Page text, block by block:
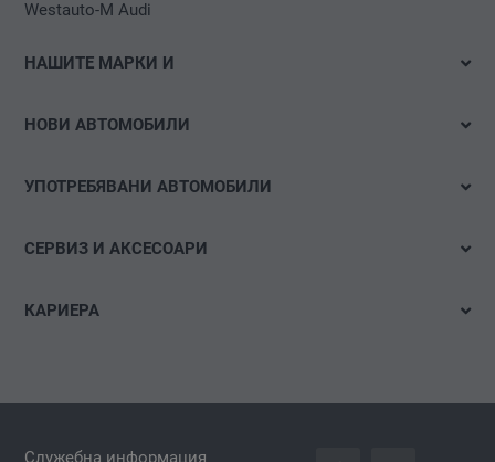
Westauto-M Audi
НАШИТЕ МАРКИ И
Audi
НОВИ АВТОМОБИЛИ
Тестово шофиране
Конфигуриране
УПОТРЕБЯВАНИ АВТОМОБИЛИ
Детайлно търсене
СЕРВИЗ И АКСЕСОАРИ
Час за сервиз
КАРИЕРА